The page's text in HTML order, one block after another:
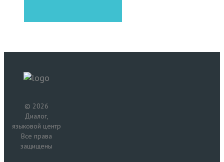
© 2026
Диалог,
языковой центр
Все права
защищены